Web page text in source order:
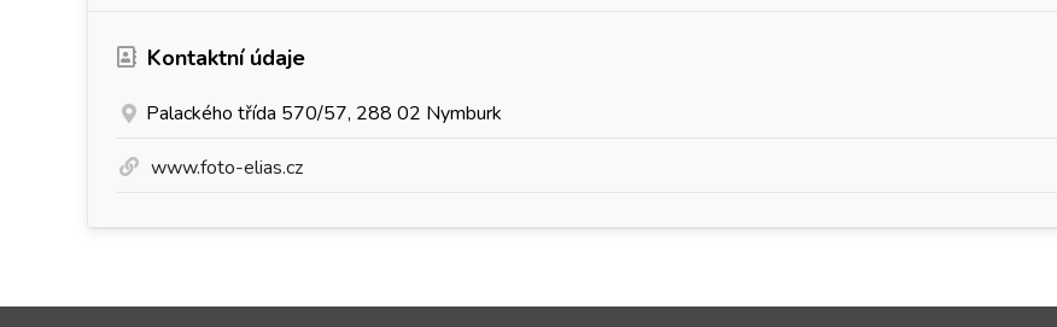
Kontaktní údaje
Palackého třída 570/57, 288 02 Nymburk
www.foto-elias.cz